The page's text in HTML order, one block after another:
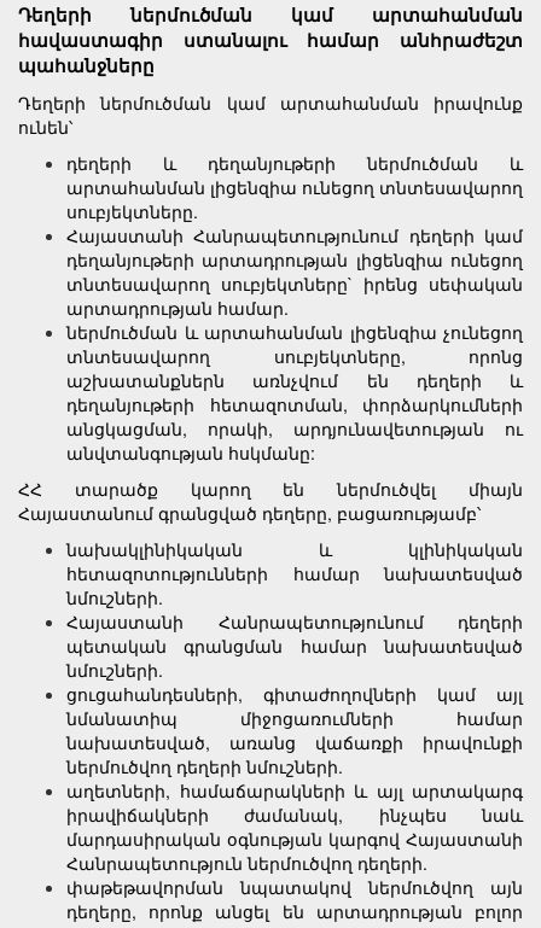
Դեղերի ներմուծման կամ արտահանման
հավաստագիր ստանալու համար անհրաժեշտ
պահանջները
Դեղերի ներմուծման կամ արտահանման իրավունք
ունեն՝
դեղերի և դեղանյութերի ներմուծման և
արտահանման լիցենզիա ունեցող տնտեսավարող
սուբյեկտները.
Հայաստանի Հանրապետությունում դեղերի կամ
դեղանյութերի արտադրության լիցենզիա ունեցող
տնտեսավարող սուբյեկտները` իրենց սեփական
արտադրության համար.
ներմուծման և արտահանման լիցենզիա չունեցող
տնտեսավարող սուբյեկտները, որոնց
աշխատանքներն առնչվում են դեղերի և
դեղանյութերի հետազոտման, փորձարկումների
անցկացման, որակի, արդյունավետության ու
անվտանգության հսկմանը:
ՀՀ տարածք կարող են ներմուծվել միայն
Հայաստանում գրանցված դեղերը, բացառությամբ՝
նախակլինիկական և կլինիկական
հետազոտությունների համար նախատեսված
նմուշների.
Հայաստանի Հանրապետությունում դեղերի
պետական գրանցման համար նախատեսված
նմուշների.
ցուցահանդեսների, գիտաժողովների կամ այլ
նմանատիպ միջոցառումների համար
նախատեսված, առանց վաճառքի իրավունքի
ներմուծվող դեղերի նմուշների.
աղետների, համաճարակների և այլ արտակարգ
իրավիճակների ժամանակ, ինչպես նաև
մարդասիրական օգնության կարգով Հայաստանի
Հանրապետություն ներմուծվող դեղերի.
փաթեթավորման նպատակով ներմուծվող այն
դեղերը, որոնք անցել են արտադրության բոլոր